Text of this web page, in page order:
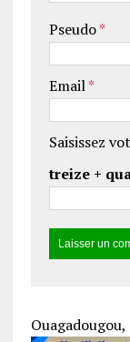
Pseudo*
Email*
Saisissez
treize +